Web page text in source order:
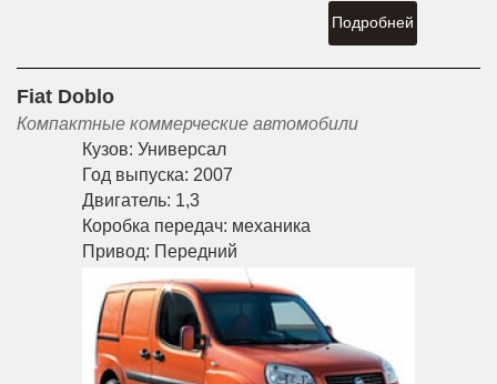
Подробней
Fiat Doblo
Компактные коммерческие автомобили
Кузов: Универсал
Год выпуска: 2007
Двигатель: 1,3
Коробка передач: механика
Привод: Передний